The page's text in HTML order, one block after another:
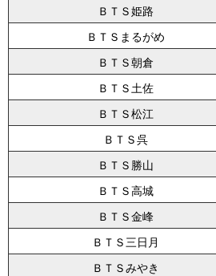
ＢＴＳ姫路
ＢＴＳまるがめ
ＢＴＳ朝倉
ＢＴＳ土佐
ＢＴＳ松江
ＢＴＳ呉
ＢＴＳ勝山
ＢＴＳ高城
ＢＴＳ金峰
ＢＴＳ三日月
ＢＴＳみやき